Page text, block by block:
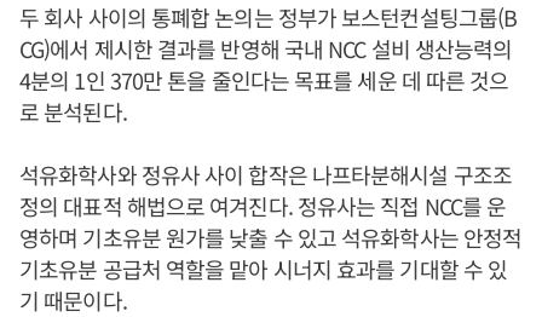
두 회사 사이의 통폐합 논의는 정부가 보스턴컨설팅그룹(B
CG)에서 제시한 결과를 반영해 국내 NCC 설비 생산능력의
4분의 1인 370만 톤을 줄인다는 목표를 세운 데 따른 것으
로 분석된다.
석유화학사와 정유사 사이 합작은 나프타분해시설 구조조
정의 대표적 해법으로 여겨진다. 정유사는 직접 NCC를 운
영하며 기초유분 원가를 낮출 수 있고 석유화학사는 안정적
기초유분 공급처 역할을 맡아 시너지 효과를 기대할 수 있
기 때문이다.